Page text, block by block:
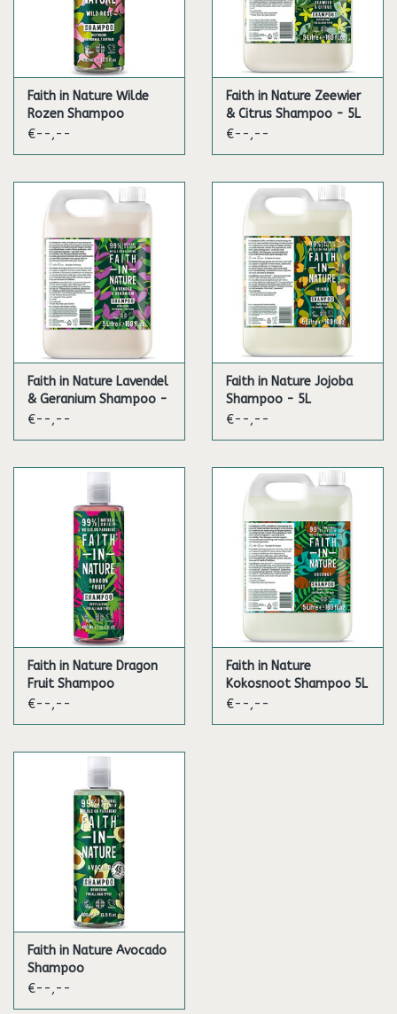
Faith in Nature Wilde
Rozen Shampoo
€--,--
Faith in Nature Zeewier
& Citrus Shampoo - 5L
€--,--
Faith in Nature Lavendel
& Geranium Shampoo -
5L
€--,--
Faith in Nature Jojoba
Shampoo - 5L
€--,--
Faith in Nature Dragon
Fruit Shampoo
€--,--
Faith in Nature
Kokosnoot Shampoo 5L
€--,--
Faith in Nature Avocado
Shampoo
€--,--